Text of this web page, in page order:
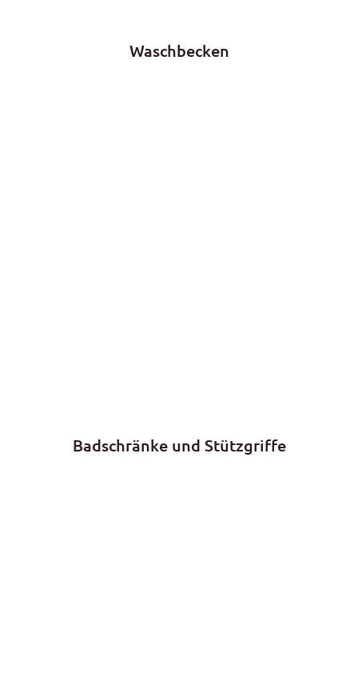
Waschbecken
Badschränke und Stützgriffe